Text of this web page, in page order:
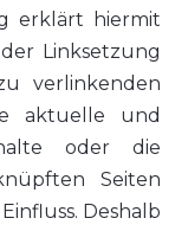
erklärt hiermit
Linksetzung
verlinkenden
aktuelle und
oder die
Seiten
Deshalb